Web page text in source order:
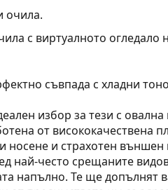
очила.
с виртуалното огледало
съвпада с хладни
избор за тези с
от висококачествена
носене и страхотен външен
най-често срещаните
напълно. Те ще допълнят